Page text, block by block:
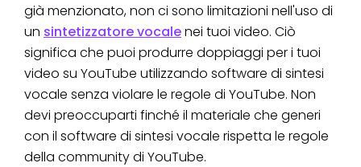
già menzionato, non ci sono limitazioni nell'uso di
un sintetizzatore vocalenei tuoi video. Ciò
significa che puoi produrre doppiaggi per i tuoi
video su YouTube utilizzando software di sintesi
vocale senza violare le regole di YouTube. Non
devi preoccuparti finché il materiale che generi
con il software di sintesi vocale rispetta le regole
della community di YouTube.